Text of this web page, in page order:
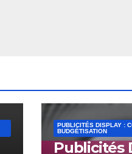
PUBLICITÉS DISPLAY :
BUDGÉTISATION
Publicités